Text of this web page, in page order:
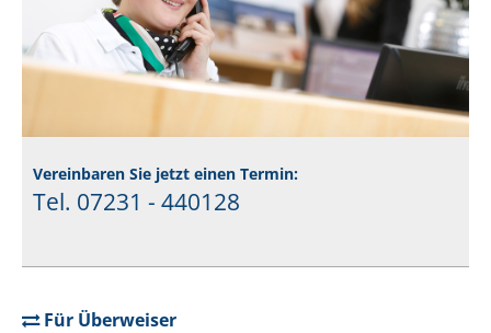
Vereinbaren Sie jetzt einen Termin:
Tel. 07231 - 440128
Für Überweiser